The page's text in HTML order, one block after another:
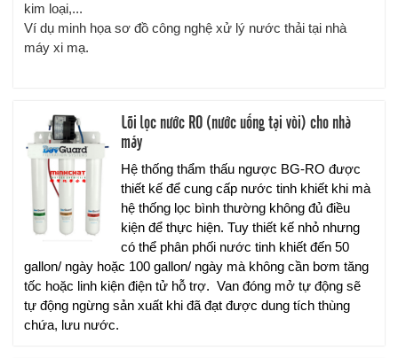
kim loại,...
Ví dụ minh họa sơ đồ công nghệ xử lý nước thải tại nhà
máy xi mạ.
Lõi lọc nước RO (nước uống tại vòi) cho nhà
máy
Hệ thống thẩm thấu ngược BG-RO được
thiết kế để cung cấp nước tinh khiết khi mà
hệ thống lọc bình thường không đủ điều
kiện để thực hiện. Tuy thiết kế nhỏ nhưng
có thể phân phối nước tinh khiết đến 50
gallon/ ngày hoặc 100 gallon/ ngày mà không cần bơm tăng
tốc hoặc linh kiện điện tử hỗ trợ. Van đóng mở tự động sẽ
tự động ngừng sản xuất khi đã đạt được dung tích thùng
chứa, lưu nước.